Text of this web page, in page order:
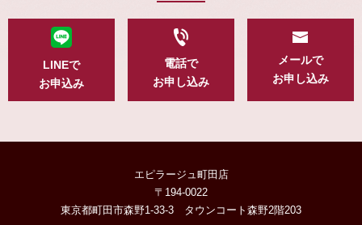
LINEで
お申込み
電話で
お申し込み
メールで
お申し込み
エピラージュ町田店
〒194-0022
東京都町田市森野1-33-3 タウンコート森野2階203